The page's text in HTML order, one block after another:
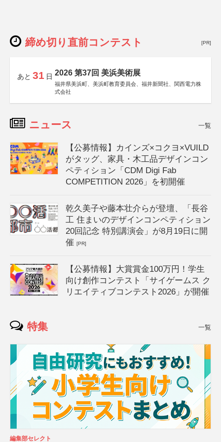
締め切り直前コンテスト [PR]
あと 31 日 2026 第37回 美浜美術展
福井県美浜町、美浜町教育委員会、福井新聞社、関西電力株
式会社
ニュース 一覧
【公募情報】カインズ×コクヨ×VUILD
がタッグ、家具・木工品デザインコン
ペティション「CDM Digi Fab
COMPETITION 2026」を初開催
乾久美子や藤本壮介らが登壇、「長谷
工 住まいのデザインコンペティション
20回記念 特別講演会」が8月19日に開
催[PR]
【公募情報】大賞賞金100万円！学生
向け創作コンテスト「サイゲームス ク
リエイティブコンテスト2026」が開催
特集 一覧
編集部セレクト